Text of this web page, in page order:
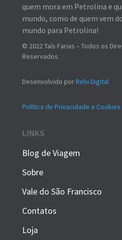
quem mora em Petrolina e
mundo, como de quem vem
mundo para Petrolina!
© 2022 Taís Farias – Todos os
Reservados
Desenvolvido porRebi Digital
Política de Privacidade e Cookies
LINKS
Blog de Viagem
Sobre
Vale do São Francisco
Contatos
Loja